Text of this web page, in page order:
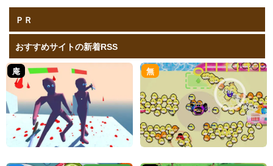
ＰＲ
おすすめサイトの新着RSS
庵 無